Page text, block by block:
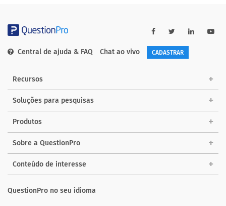
Central de ajuda & FAQ Chat ao vivo CADASTRAR
Recursos
Soluções para pesquisas
Produtos
Sobre a QuestionPro
Conteúdo de interesse
QuestionPro no seu idioma